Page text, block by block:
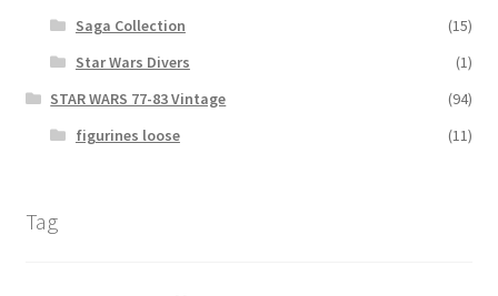
Saga Collection
(15)
Star Wars Divers
(1)
STAR WARS 77-83 Vintage
(94)
figurines loose
(11)
Tag